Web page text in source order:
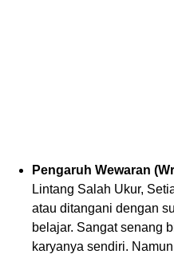
Pengaruh Wewaran
Lintang Salah Ukur,
atau ditangani dengan
belajar. Sangat senang
karyanya sendiri.